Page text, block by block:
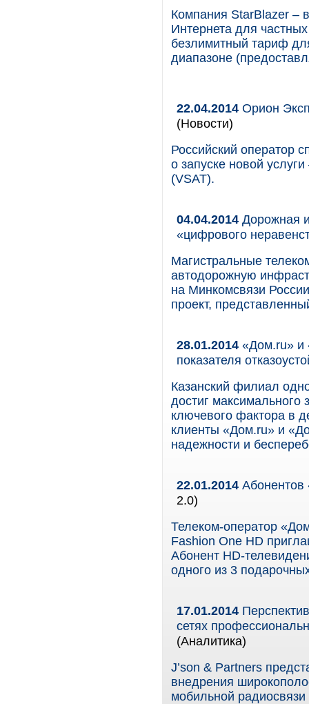
Компания StarBlazer –
Интернета для
безлимитный тариф
диапазоне
22.04.2014 Орион
(Новости)
Российский оператор
о запуске новой
(VSAT).
04.04.2014 Дорожная
«цифрового
Магистральные
автодорожную
на Минкомсвязи
проект,
28.01.2014 «Дом.ru» и
показателя
Казанский филиал
достиг максимального
ключевого фактора в
клиенты «Дом.ru» и
надежности и
22.01.2014
2.0)
Телеком-оператор
Fashion One HD
Абонент HD-
одного из 3
17.01.2014
сетях
(Аналитика)
J’son & Partners
внедрения
мобильной